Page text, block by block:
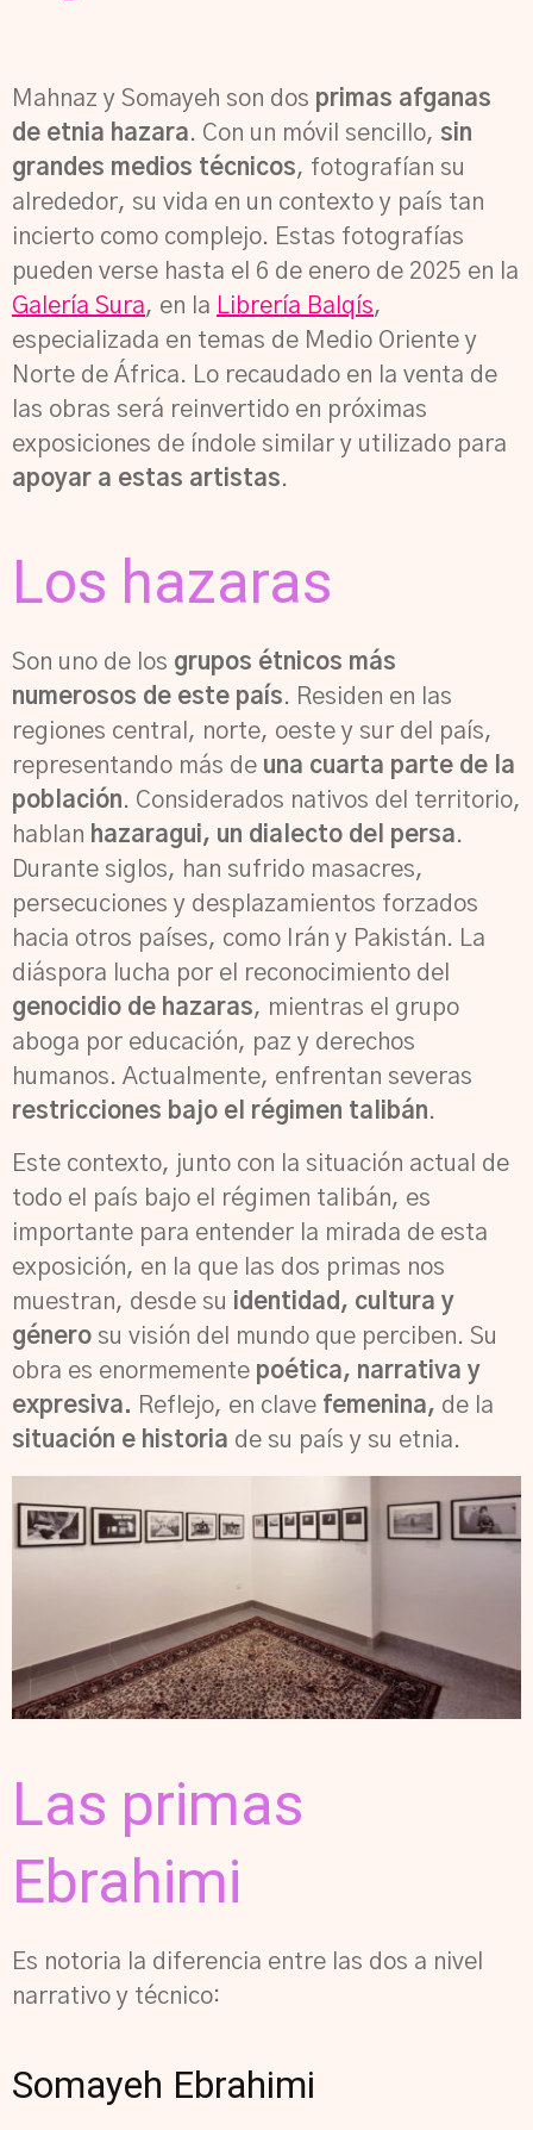
Mahnaz y Somayeh son dos primas afganas
de etnia hazara. Con un móvil sencillo, sin
grandes medios técnicos, fotografían su
alrededor, su vida en un contexto y país tan
incierto como complejo. Estas fotografías
pueden verse hasta el 6 de enero de 2025 en la
Galería Sura, en la Librería Balqís,
especializada en temas de Medio Oriente y
Norte de África. Lo recaudado en la venta de
las obras será reinvertido en próximas
exposiciones de índole similar y utilizado para
apoyar a estas artistas.
Los hazaras
Son uno de los grupos étnicos más
numerosos de este país. Residen en las
regiones central, norte, oeste y sur del país,
representando más de una cuarta parte de la
población. Considerados nativos del territorio,
hablan hazaragui, un dialecto del persa.
Durante siglos, han sufrido masacres,
persecuciones y desplazamientos forzados
hacia otros países, como Irán y Pakistán. La
diáspora lucha por el reconocimiento del
genocidio de hazaras, mientras el grupo
aboga por educación, paz y derechos
humanos. Actualmente, enfrentan severas
restricciones bajo el régimen talibán.
Este contexto, junto con la situación actual de
todo el país bajo el régimen talibán, es
importante para entender la mirada de esta
exposición, en la que las dos primas nos
muestran, desde su identidad, cultura y
género su visión del mundo que perciben. Su
obra es enormemente poética, narrativa y
expresiva. Reflejo, en clave femenina, de la
situación e historia de su país y su etnia.
Las primas
Ebrahimi
Es notoria la diferencia entre las dos a nivel
narrativo y técnico:
Somayeh Ebrahimi